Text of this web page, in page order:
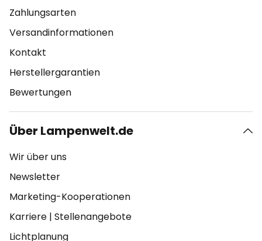
Zahlungsarten
Versandinformationen
Kontakt
Herstellergarantien
Bewertungen
Über Lampenwelt.de
Wir über uns
Newsletter
Marketing-Kooperationen
Karriere | Stellenangebote
Lichtplanung